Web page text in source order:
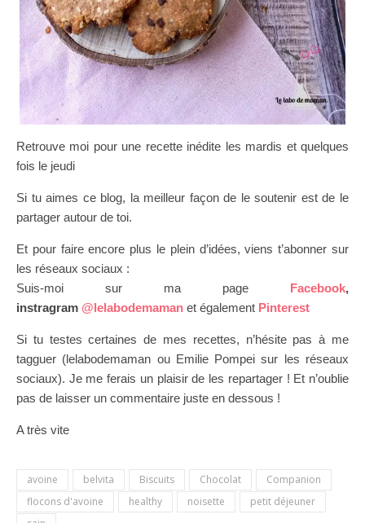
Retrouve moi pour une recette inédite les mardis et quelques
fois le jeudi
Si tu aimes ce blog, la meilleur façon de le soutenir est de le
partager autour de toi.
Et pour faire encore plus le plein d’idées, viens t’abonner sur
les réseaux sociaux :
Suis-moi sur ma page Facebook,
instragram @lelabodemaman et également Pinterest
Si tu testes certaines de mes recettes, n’hésite pas à me
tagguer (lelabodemaman ou Emilie Pompei sur les réseaux
sociaux). Je me ferais un plaisir de les repartager ! Et n’oublie
pas de laisser un commentaire juste en dessous !
A très vite
avoine belvita Biscuits Chocolat
Companion
flocons d'avoine
healthy noisette
petit déjeuner